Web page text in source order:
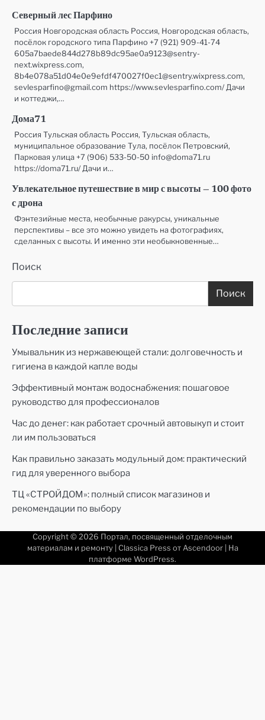
Северный лес Парфино
Россия Новгородская область Россия, Новгородская область,
посёлок городского типа Парфино +7 (921) 909-41-74
605a7baede844d278b89dc95ae0a9123@sentry-
next.wixpress.com,
8b4e078a51d04e0e9efdf470027f0ec1@sentry.wixpress.com,
sevlesparfino@gmail.com https://www.sevlesparfino.com/ Дачи
и коттеджи,…
Дома71
Россия Тульская область Россия, Тульская область,
муниципальное образование Тула, посёлок Петровский,
Парковая улица +7 (906) 533-50-50 info@doma71.ru
https://doma71.ru/ Дачи и…
Увлекательное путешествие в мир с высоты — 100 фото
с дрона
Фэнтезийные места, необычные ракурсы, уникальные
перспективы – все это можно увидеть на фотографиях,
сделанных с высоты. И именно эти необыкновенные…
Поиск
Поиск
Последние записи
Умывальник из нержавеющей стали: долговечность и
гигиена в каждой капле воды
Эффективный монтаж водоснабжения: пошаговое
руководство для профессионалов
Час до денег: как работает срочный автовыкуп и стоит
ли им пользоваться
Как правильно заказать модульный дом: практический
гид для уверенного выбора
ТЦ «СТРОЙДОМ»: полный список магазинов и
рекомендации по выбору
Copyright © 2026 Портал, посвященный отделочным
материалам и ремонту| Classica Press от Ascendoor| На
платформе WordPress.